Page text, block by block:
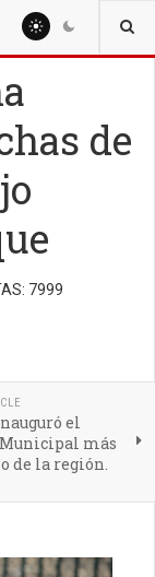
de
7999
el
más
de la región.